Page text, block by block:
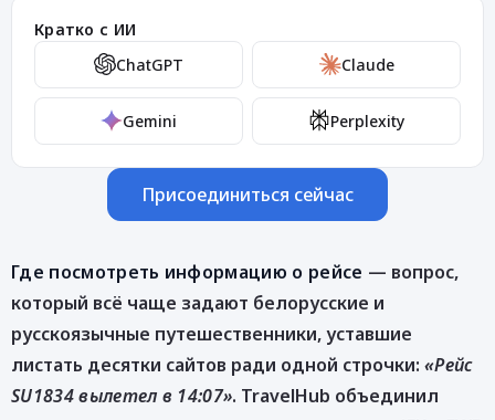
Кратко с ИИ
ChatGPT
Claude
Gemini Perplexity
Присоединиться сейчас
Где посмотреть информацию о рейсе — вопрос,
который всё чаще задают белорусские и
русскоязычные путешественники, уставшие
листать десятки сайтов ради одной строчки: «Рейс
SU1834 вылетел в 14:07». TravelHub объединил